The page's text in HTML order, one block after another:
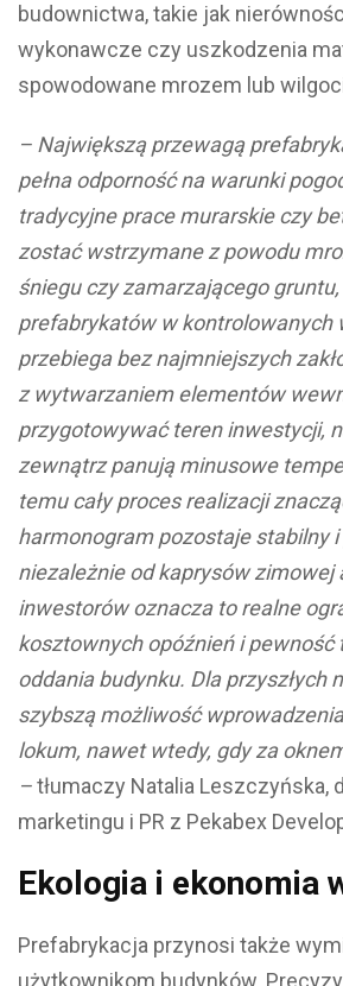
budownictwa, takie jak
wykonawcze czy uszkodzenia
spowodowane mrozem lub
– Największą przewagą
pełna odporność na warunki
tradycyjne prace murarskie czy
zostać wstrzymane z powodu
śniegu czy zamarzającego
prefabrykatów w kontrolowanych
przebiega bez najmniejszych
z wytwarzaniem elementów
przygotowywać teren inwestycji,
zewnątrz panują minusowe
temu cały proces realizacji
harmonogram pozostaje stabilny
niezależnie od kaprysów zimowej
inwestorów oznacza to realne
kosztownych opóźnień i pewność
oddania budynku. Dla przyszłych
szybszą możliwość
lokum, nawet wtedy, gdy za
–tłumaczy Natalia Leszczyńska,
marketingu i PR z Pekabex
Ekologia i ekonomia
Prefabrykacja przynosi także
użytkownikom budynków.